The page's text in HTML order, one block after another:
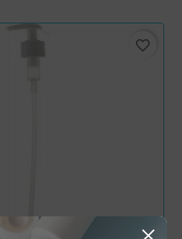
favorite_border